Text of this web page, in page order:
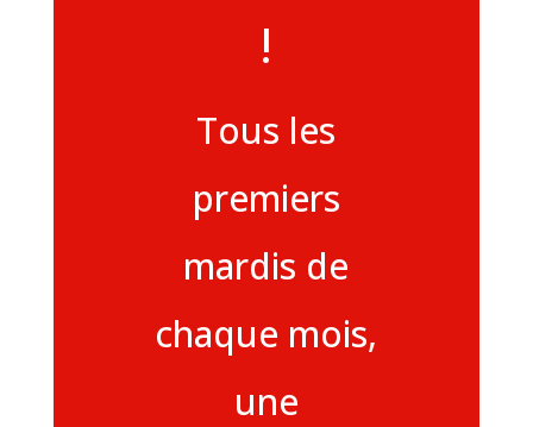
!
Tous les
premiers
mardis de
chaque mois,
une